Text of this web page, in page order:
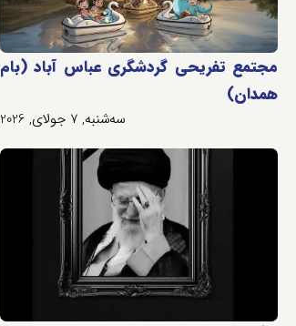
مجتمع تفریحی گردشگری عباس آباد (بام
همدان)
سه‌شنبه, 7 جولای, 2026